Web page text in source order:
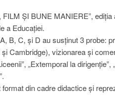
FILM ȘI BUNE MANIERE”,
a Educației.
B, C, și D au susținut 3 probe:
Cambridge), vizionarea și
„Extemporal la
din cadre didactice și